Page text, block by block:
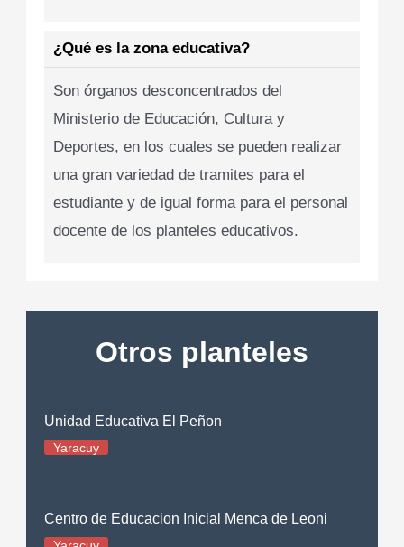
¿Qué es la zona educativa?
Son órganos desconcentrados del
Ministerio de Educación, Cultura y
Deportes, en los cuales se pueden realizar
una gran variedad de tramites para el
estudiante y de igual forma para el personal
docente de los planteles educativos.
Otros planteles
Unidad Educativa El Peñon
Yaracuy
Centro de Educacion Inicial Menca de Leoni